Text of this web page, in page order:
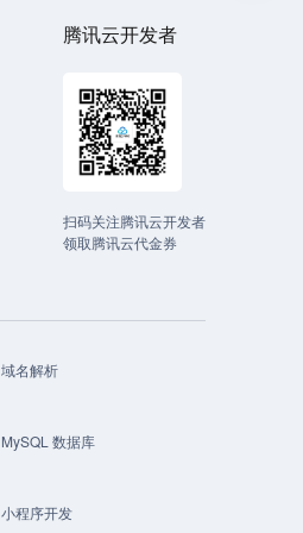
腾讯云开发者
扫码关注腾讯云开发者
领取腾讯云代金券
域名解析
MySQL 数据库
小程序开发